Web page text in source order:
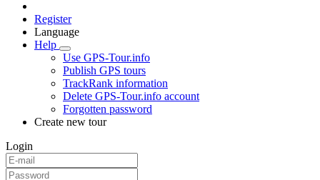
Register
Language
Help
Use GPS-Tour.info
Publish GPS tours
TrackRank information
Delete GPS-Tour.info account
Forgotten password
Create new tour
Login